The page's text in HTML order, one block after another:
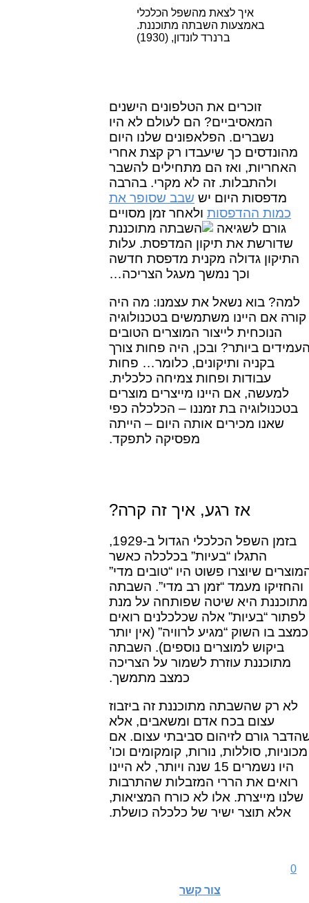
איך לצאת מהשפל הכלכלי
באמצעות השבתה מתוכננת.
ברנרד לונדון, (1930)
זוכרים את הטלפונים הישנים
המאסיביים? הם לעולם לא היו
נשברים. הפלאפונים שלנו היום
מהונדסים כך שיעבדו רק קצת אחרי
האחריות, ואז הם מתחילים להשבר
ולהתבלות. זה לא מקרי. בהרבה
מדפסות היום יש שבב שסופר את
כמות ההדפסות ולאחר זמן מסויים
גורם לשגיאה
שדורשת את תיקון המדפסת. עלות
התיקון גדולה מקנית מדפסת חדשה
וכך נמשך מעגל הצריכה…
למה? בוא נשאל את עצמנו: מה היה
קורה אם היינו משתמשים בטכנולוגיה
הנוכחית לייצור המוצרים הטובים
ביותר? ובכן, היה פחות צורך
בקניה ותיקונים, כלומר… פחות
עבודות ופחות צמיחה כלכלית.
למעשה, אם היינו מייצרים מוצרים
בטכנולוגיה בת זמננו – הכלכלה כפי
שאנו מכירים אותה היום – הייתה
מפסיקה לתפקד.
אז רגע, איך זה קרה?
בזמן השפל הכלכלי הגדול ב-1929,
התגלו “בעיות” בכלכלה כאשר
שיוצרו פשוט היו “טובים מדי”
והחזיקו מעמד “זמן רב מדי”. השבתה
מתוכננת היא שיטה שפותחה על מנת
לפתור “בעיות” אלה שכלכלנים רואים
כמצב בו השוק “מגיע לרוויה” (אין יותר
ביקוש למוצרים נוספים). השבתה
מתוכננת עוזרת לשמור על הצריכה
כמצב מתמשך.
לא רק שהשבתה מתוכננת זה ביזבוז
עצום בכח אדם ומשאבים, אלא
גורם לזיהום סביבתי עצום. אם
מכוניות, סוללות, נורות, קומקומים וכו’
היו נשמרים 15 שנה ויותר, לא היינו
רואים את הררי המזבלות שהתרבות
שלנו מייצרת. אלו לא כורח המציאות,
אלא תוצר ישיר של כלכלה כושלת.
0
צור קשר